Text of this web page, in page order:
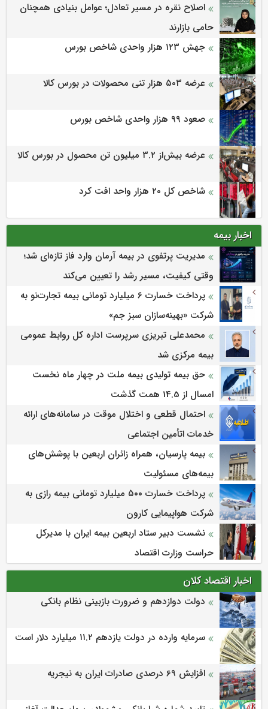
اصلاح نقره در مسیر تعادل؛ عوامل بنیادی همچنان
حامی بازارند
جهش ۱۲۳ هزار واحدی شاخص بورس
عرضه ۵۰۳ هزار تنی محصولات در بورس کالا
صعود ۹۹ هزار واحدی شاخص بورس
عرضه بیش‌از ۳.۲ میلیون تن محصول در بورس کالا
شاخص کل ۲۰ هزار واحد افت کرد
اخبار بیمه
مدیریت پرتفوی در بیمه آرمان وارد فاز تازه‌ای شد؛
وقتی کیفیت، مسیر رشد را تعیین می‌کند
پرداخت خسارت ۶ میلیارد تومانی بیمه تجارت‌نو به
شرکت «بهینه‌سازان سبز جم»
محمدعلی تبریزی سرپرست اداره كل روابط عمومی
بیمه مركزی شد
حق بیمه تولیدی بیمه ملت در چهار ماه نخست
امسال از 14.5 همت گذشت
احتمال قطعی و اختلال موقت در سامانه‌های ارائه
خدمات اتأمین اجتماعی
بیمه پارسیان، همراه زائران اربعین با پوشش‌های
بیمه‌های مسئولیت
پرداخت خسارت ۵۰۰ میلیارد تومانی بیمه رازی به
شرکت هواپیمایی کارون
نشست دبیر ستاد اربعین بیمه ایران با مدیرکل
حراست وزارت اقتصاد
اخبار اقتصاد کلان
دولت دوازدهم و ضرورت بازبینی نظام بانکی
سرمایه وارده در دولت یازدهم ۱۱.۲ میلیارد دلار است
افزایش 69 درصدی صادرات ایران به نیجریه